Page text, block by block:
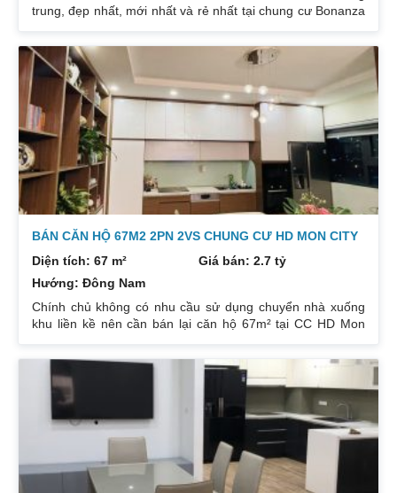
trung, đẹp nhất, mới nhất và rẻ nhất tại chung cư Bonanza
nên cần bán lại để đầu tư cái khác, cụ thể như sau:
Hướng: TB, ban công Đông Nam. Thiết kế: 4 ngủ 3WC DT:
174m². Nội thất đẹp thiết kế sang trọng trẻ trung. Phòng
khách, bếp, thiết bị vệ sinh tất cả đều mới và sử dụng tốt.
Nhà đã có sổ pháp
BÁN CĂN HỘ 67M2 2PN 2VS CHUNG CƯ HD MON CITY
Diện tích: 67 m²
Giá bán: 2.7 tỷ
Hướng: Đông Nam
Chính chủ không có nhu cầu sử dụng chuyển nhà xuống
khu liền kề nên cần bán lại căn hộ 67m² tại CC HD Mon
công hướng Đông Nam căn góc nhiều mặt thoáng và có
ban công nhỏ phòng ngủ chính. Đồ nội thất cao cấp bán
để lại toàn bộ nội thất cao cấp theo phong cách Châu Âu.
Sổ đỏ chính chủ xem nhà 24/24. Liên hệ xem nhà:
0832133366